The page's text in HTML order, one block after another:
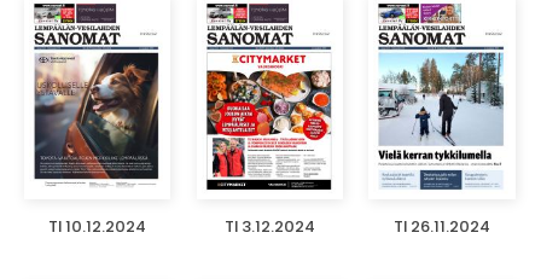
TI 10.12.2024 TI 3.12.2024 TI 26.11.2024